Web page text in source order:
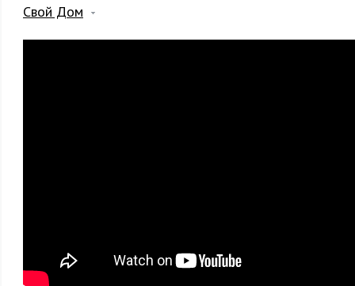
Свой Дом